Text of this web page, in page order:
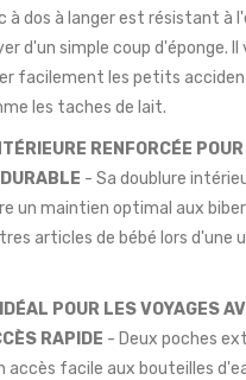
à dos à langer est résistant à
d'un simple coup d'éponge. Il
facilement les petits
les taches de lait.
RENFORCÉE POUR
- Sa doublure
un maintien optimal aux
articles de bébé lors d'une
POUR LES VOYAGES
RAPIDE - Deux poches
facile aux bouteilles